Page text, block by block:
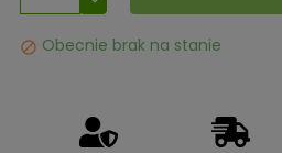
 Obecnie brak na stanie